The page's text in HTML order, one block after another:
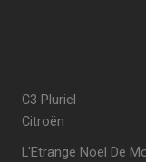
C3 Pluriel
Citroën
L'Etrange Noel De